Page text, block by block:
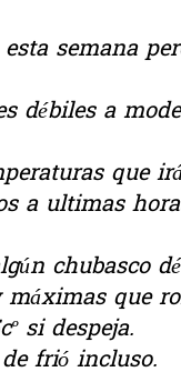
semana
débiles a
que
a ultimas
chubasco
que
si despeja.
frió incluso.